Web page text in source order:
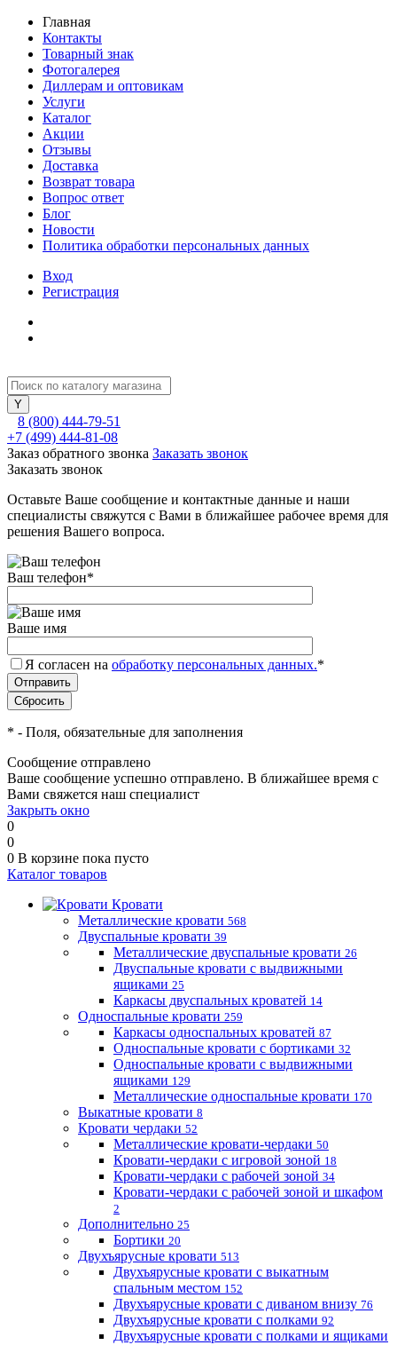
Главная
Контакты
Товарный знак
Фотогалерея
Диллерам и оптовикам
Услуги
Каталог
Акции
Отзывы
Доставка
Возврат товара
Вопрос ответ
Блог
Новости
Политика обработки персональных данных
Вход
Регистрация
8 (800) 444-79-51
+7 (499) 444-81-08
Заказ обратного звонка Заказать звонок
Заказать звонок
Оставьте Ваше сообщение и контактные данные и наши
специалисты свяжутся с Вами в ближайшее рабочее время для
решения Вашего вопроса.
Ваш телефон*
Ваше имя
Я согласен на обработку персональных данных.*
* - Поля, обязательные для заполнения
Сообщение отправлено
Ваше сообщение успешно отправлено. В ближайшее время с
Вами свяжется наш специалист
Закрыть окно
0
0
0 В корзине пока пусто
Каталог товаров
Кровати
Металлические кровати 568
Двуспальные кровати 39
Металлические двуспальные кровати 26
Двуспальные кровати с выдвижными
ящиками 25
Каркасы двуспальных кроватей 14
Односпальные кровати 259
Каркасы односпальных кроватей 87
Односпальные кровати с бортиками 32
Односпальные кровати с выдвижными
ящиками 129
Металлические односпальные кровати 170
Выкатные кровати 8
Кровати чердаки 52
Металлические кровати-чердаки 50
Кровати-чердаки с игровой зоной 18
Кровати-чердаки с рабочей зоной 34
Кровати-чердаки с рабочей зоной и шкафом
2
Дополнительно 25
Бортики 20
Двухъярусные кровати 513
Двухъярусные кровати с выкатным
спальным местом 152
Двухъярусные кровати с диваном внизу 76
Двухъярусные кровати с полками 92
Двухъярусные кровати с полками и ящиками